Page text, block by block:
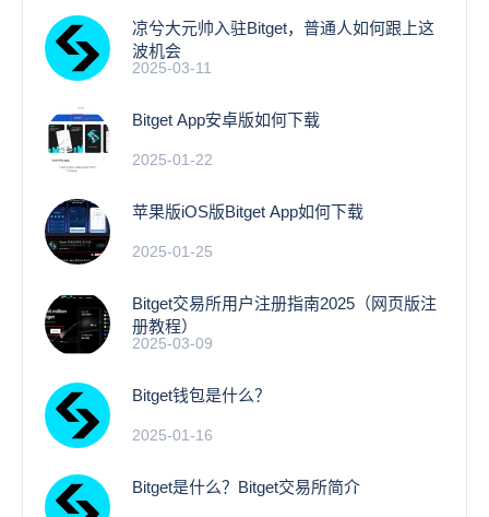
凉兮大元帅入驻Bitget，普通人如何跟上这
波机会
2025-03-11
Bitget App安卓版如何下载
2025-01-22
苹果版iOS版Bitget App如何下载
2025-01-25
Bitget交易所用户注册指南2025（网页版注
册教程）
2025-03-09
Bitget钱包是什么？
2025-01-16
Bitget是什么？Bitget交易所简介